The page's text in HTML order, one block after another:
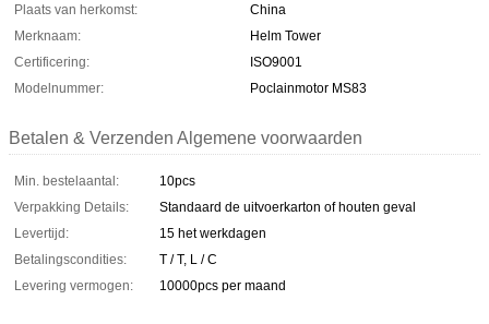
Plaats van herkomst:
China
Merknaam:
Helm Tower
Certificering:
ISO9001
Modelnummer:
Poclainmotor MS83
Betalen & Verzenden Algemene voorwaarden
Min. bestelaantal:
10pcs
Verpakking Details:
Standaard de uitvoerkarton of houten geval
Levertijd:
15 het werkdagen
Betalingscondities:
T / T, L / C
Levering vermogen:
10000pcs per maand